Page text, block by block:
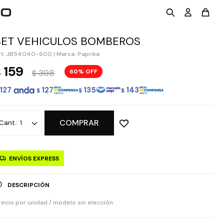
VEHICULOS BOMBEROS
JB54040-600 | Marca: Paprika
159 $ 398 60
127 $ 127 $ 135 $ 143
1 COMPRAR
ENVÍOS EXPRESS
DESCRIPCIÓN
por unidad / modelo sin elección